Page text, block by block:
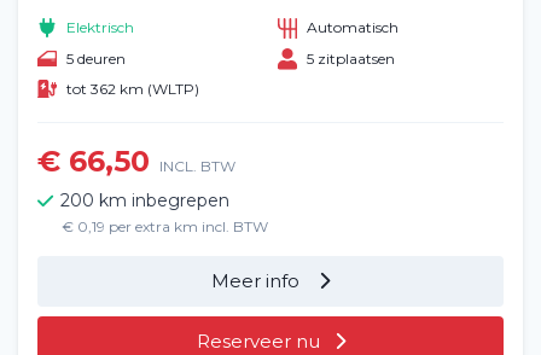
Veelgestelde vragen (FAQ)
Filialen
Contact
Elektrisch
Automatisch
5 deuren
5 zitplaatsen
tot 362 km (WLTP)
€ 66,50 INCL. BTW
200 km inbegrepen
€ 0,19 per extra km incl. BTW
Meer info
Reserveer nu